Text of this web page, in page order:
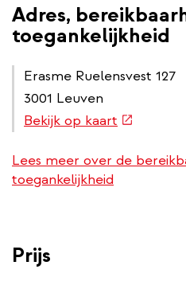
Adres,
toegankelijkheid
Erasme Ruelensvest 127
3001 Leuven
Bekijk op kaart (externe
Lees meer over de
toegankelijkheid
Prijs